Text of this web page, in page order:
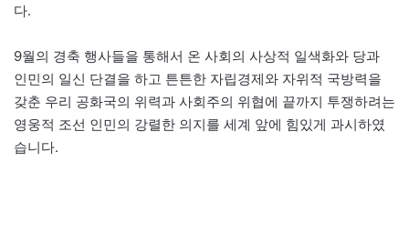
다.
9월의 경축 행사들을 통해서 온 사회의 사상적 일색화와 당과
인민의 일신 단결을 하고 튼튼한 자립경제와 자위적 국방력을
갖춘 우리 공화국의 위력과 사회주의 위협에 끝까지 투쟁하려는
영웅적 조선 인민의 강렬한 의지를 세계 앞에 힘있게 과시하였
습니다.